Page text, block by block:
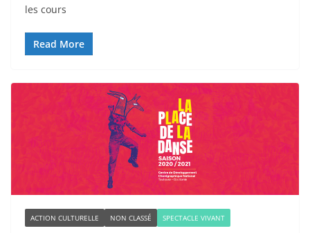
les cours
Read More
ACTION CULTURELLE NON CLASSÉ SPECTACLE VIVANT